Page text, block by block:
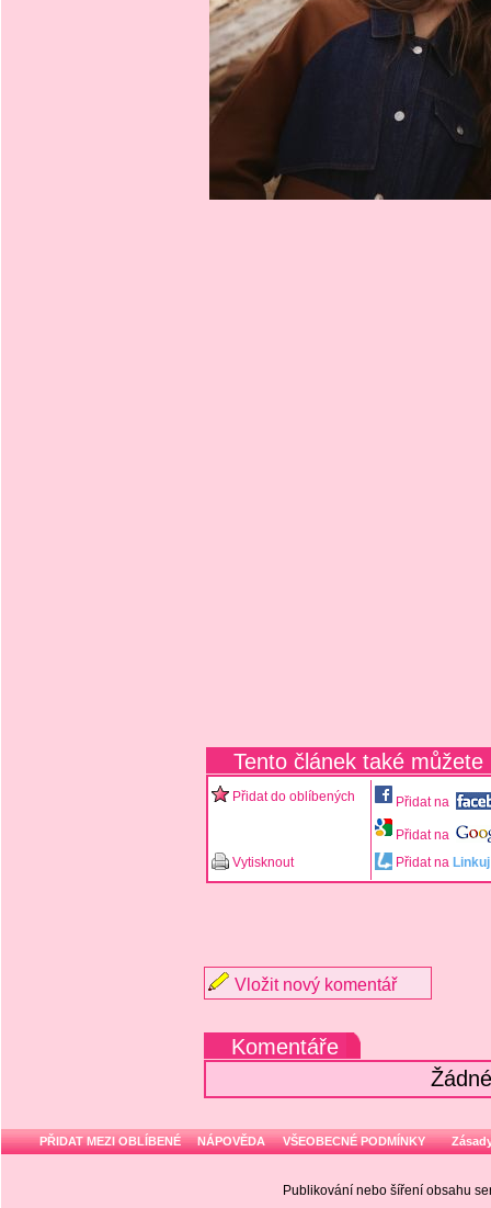
Tento článek také můžete
Přidat do oblíbených Přidat na
Přidat na
Vytisknout
Přidat na Linkuj
Vložit nový komentář
Komentáře
PŘIDAT MEZI OBLÍBENÉ NÁPOVĚDA VŠEOBECNÉ PODMÍNKY
Publikování nebo šíření obsahu